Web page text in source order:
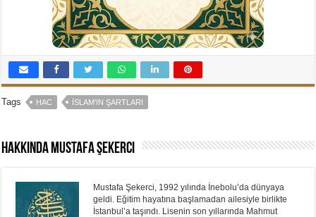
Tags HAC İSLAM'IN ŞARTLARI
Hakkında Mustafa Şekerci
Mustafa Şekerci, 1992 yılında İnebolu’da dünyaya
geldi. Eğitim hayatına başlamadan ailesiyle birlikte
İstanbul’a taşındı. Lisenin son yıllarında Mahmut